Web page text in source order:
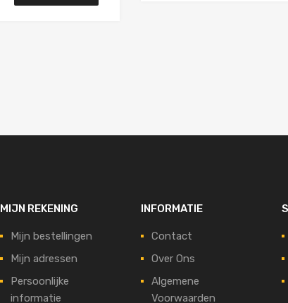
MIJN REKENING
Mijn bestellingen
Mijn adressen
Persoonlijke
informatie
INFORMATIE
Contact
Over Ons
Algemene
Voorwaarden